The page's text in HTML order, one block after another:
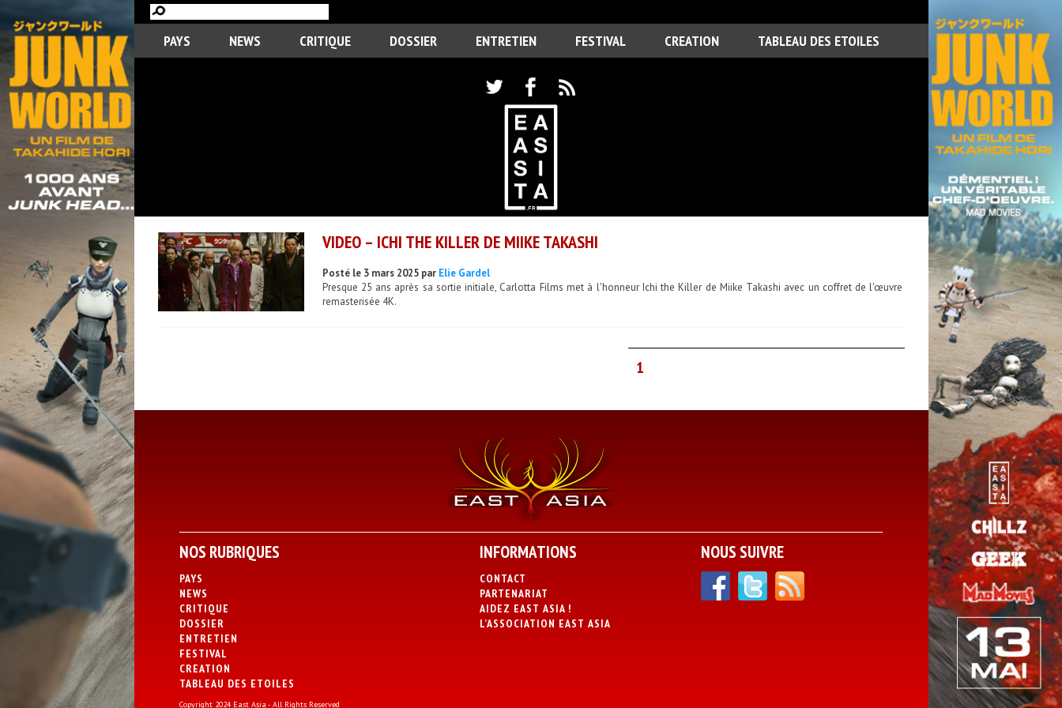
PAYS NEWS CRITIQUE DOSSIER ENTRETIEN FESTIVAL CREATION TABLEAU DES ETOILES
VIDEO – ICHI THE KILLER DE MIIKE TAKASHI
Posté le 3 mars 2025 par Elie Gardel
Presque 25 ans après sa sortie initiale, Carlotta Films met à l'honneur Ichi the Killer de Miike Takashi avec un coffret de l'œuvre
remasterisée 4K.
1
NOS RUBRIQUES
PAYS
NEWS
CRITIQUE
DOSSIER
ENTRETIEN
FESTIVAL
CREATION
TABLEAU DES ETOILES
INFORMATIONS
CONTACT
PARTENARIAT
AIDEZ EAST ASIA !
L’ASSOCIATION EAST ASIA
NOUS SUIVRE
Copyright 2024 East Asia - All Rights Reserved